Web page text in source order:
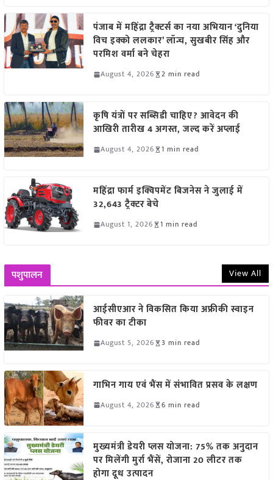
पंजाब में महिंद्रा ट्रैक्टर्स का नया अभियान ‘दुनिया
विच इक्को ललकार’ लॉन्च, सुखबीर सिंह और
परमिश वर्मा बने चेहरा
August 4, 2026 2 min read
कृषि यंत्रों पर सब्सिडी चाहिए? आवेदन की
आखिरी तारीख 4 अगस्त, जल्द करें अप्लाई
August 4, 2026 1 min read
महिंद्रा फार्म इक्विपमेंट बिजनेस ने जुलाई में
32,643 ट्रैक्टर बेचे
August 1, 2026 1 min read
पशुपालन View All
आईसीएआर ने विकसित किया अफ्रीकी स्वाइन
फीवर का टीका
August 5, 2026 3 min read
गाभिन गाय एवं भैंस में संभावित प्रसव के लक्षण
August 4, 2026 6 min read
मुख्यमंत्री डेयरी प्लस योजना: 75% तक अनुदान
पर मिलेंगी मुर्रा भैंसें, रोजाना 20 लीटर तक
होगा दूध उत्पादन